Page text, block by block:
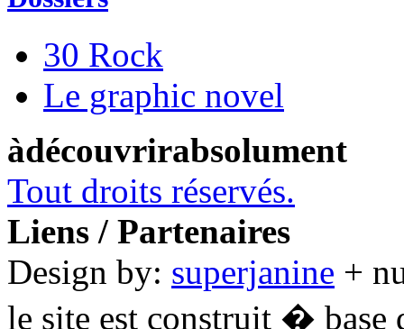
30 Rock
Le graphic novel
àdécouvrirabsolument
Tout droits réservés.
Liens / Partenaires
Design by: superjanine +
le site est construit � base